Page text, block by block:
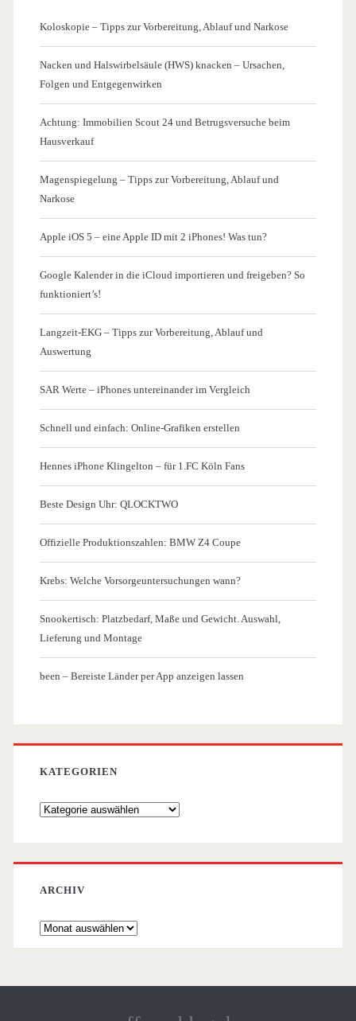
Koloskopie – Tipps zur Vorbereitung, Ablauf und Narkose
Nacken und Halswirbelsäule (HWS) knacken – Ursachen,
Folgen und Entgegenwirken
Achtung: Immobilien Scout 24 und Betrugsversuche beim
Hausverkauf
Magenspiegelung – Tipps zur Vorbereitung, Ablauf und
Narkose
Apple iOS 5 – eine Apple ID mit 2 iPhones! Was tun?
Google Kalender in die iCloud importieren und freigeben? So
funktioniert’s!
Langzeit-EKG – Tipps zur Vorbereitung, Ablauf und
Auswertung
SAR Werte – iPhones untereinander im Vergleich
Schnell und einfach: Online-Grafiken erstellen
Hennes iPhone Klingelton – für 1.FC Köln Fans
Beste Design Uhr: QLOCKTWO
Offizielle Produktionszahlen: BMW Z4 Coupe
Krebs: Welche Vorsorgeuntersuchungen wann?
Snookertisch: Platzbedarf, Maße und Gewicht. Auswahl,
Lieferung und Montage
been – Bereiste Länder per App anzeigen lassen
KATEGORIEN
Kategorien
ARCHIV
Archiv